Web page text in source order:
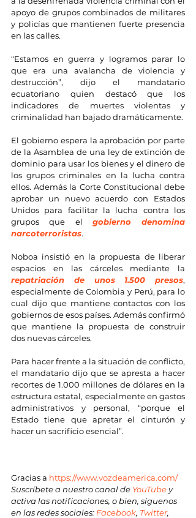
apoyo de grupos combinados de militares
y policías que mantienen fuerte presencia
en las calles.
“Estamos en guerra y logramos parar lo
que era una avalancha de violencia y
destrucción”, dijo el mandatario
ecuatoriano quien destacó que los
indicadores de muertes violentas y
criminalidad han bajado dramáticamente.
El gobierno espera la aprobación por parte
de la Asamblea de una ley de extinción de
dominio para usar los bienes y el dinero de
los grupos criminales en la lucha contra
ellos. Además la Corte Constitucional debe
aprobar un nuevo acuerdo con Estados
Unidos para facilitar la lucha contra los
grupos que el gobierno denomina
narcoterroristas.
Noboa insistió en la propuesta de liberar
repatriación de unos 1.500 presos,
especialmente de Colombia y Perú, para lo
cual dijo que mantiene contactos con los
gobiernos de esos países. Además confirmó
que mantiene la propuesta de construir
dos nuevas cárceles.
Para hacer frente a la situación de conflicto,
el mandatario dijo que se apresta a hacer
recortes de 1.000 millones de dólares en la
estructura estatal, especialmente en gastos
administrativos y personal, “porque el
Estado tiene que apretar el cinturón y
hacer un sacrificio esencial”.
Gracias a https://www.vozdeamerica.com/
Suscríbete a nuestro canal de YouTube y
activa las notificaciones, o bien, síguenos
en las redes sociales: Facebook, Twitter,